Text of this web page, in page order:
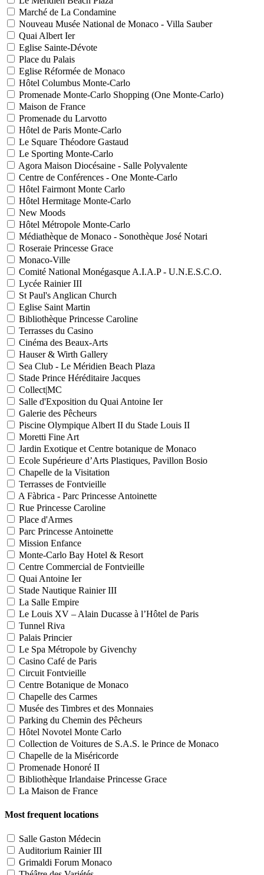
Marché de La Condamine
Nouveau Musée National de Monaco - Villa Sauber
Quai Albert Ier
Eglise Sainte-Dévote
Place du Palais
Eglise Réformée de Monaco
Hôtel Columbus Monte-Carlo
Promenade Monte-Carlo Shopping (One Monte-Carlo)
Maison de France
Promenade du Larvotto
Hôtel de Paris Monte-Carlo
Le Square Théodore Gastaud
Le Sporting Monte-Carlo
Agora Maison Diocésaine - Salle Polyvalente
Centre de Conférences - One Monte-Carlo
Hôtel Fairmont Monte Carlo
Hôtel Hermitage Monte-Carlo
New Moods
Hôtel Métropole Monte-Carlo
Médiathèque de Monaco - Sonothèque José Notari
Roseraie Princesse Grace
Monaco-Ville
Comité National Monégasque A.I.A.P - U.N.E.S.C.O.
Lycée Rainier III
St Paul's Anglican Church
Eglise Saint Martin
Bibliothèque Princesse Caroline
Terrasses du Casino
Cinéma des Beaux-Arts
Hauser & Wirth Gallery
Sea Club - Le Méridien Beach Plaza
Stade Prince Héréditaire Jacques
Collect|MC
Salle d'Exposition du Quai Antoine Ier
Galerie des Pêcheurs
Piscine Olympique Albert II du Stade Louis II
Moretti Fine Art
Jardin Exotique et Centre botanique de Monaco
Ecole Supérieure d’Arts Plastiques, Pavillon Bosio
Chapelle de la Visitation
Terrasses de Fontvieille
A Fàbrica - Parc Princesse Antoinette
Rue Princesse Caroline
Place d'Armes
Parc Princesse Antoinette
Mission Enfance
Monte-Carlo Bay Hotel & Resort
Centre Commercial de Fontvieille
Quai Antoine Ier
Stade Nautique Rainier III
La Salle Empire
Le Louis XV – Alain Ducasse à l’Hôtel de Paris
Tunnel Riva
Palais Princier
Le Spa Métropole by Givenchy
Casino Café de Paris
Circuit Fontvieille
Centre Botanique de Monaco
Chapelle des Carmes
Musée des Timbres et des Monnaies
Parking du Chemin des Pêcheurs
Hôtel Novotel Monte Carlo
Collection de Voitures de S.A.S. le Prince de Monaco
Chapelle de la Miséricorde
Promenade Honoré II
Bibliothèque Irlandaise Princesse Grace
La Maison de France
Most frequent locations
Salle Gaston Médecin
Auditorium Rainier III
Grimaldi Forum Monaco